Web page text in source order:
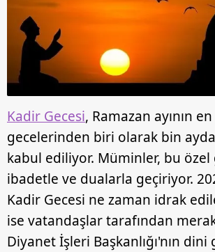
Kadir Gecesi, Ramazan ayının
gecelerinden biri olarak bin
kabul ediliyor. Müminler, bu özel
ibadetle ve dualarla geçiriyor.
Kadir Gecesi ne zaman idrak
ise vatandaşlar tarafından
Diyanet İşleri Başkanlığı'nın